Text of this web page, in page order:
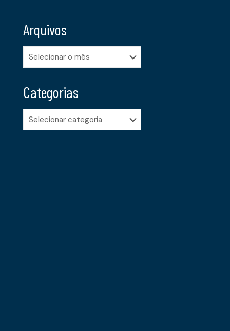
Arquivos
Arquivos
Categorias
Categorias